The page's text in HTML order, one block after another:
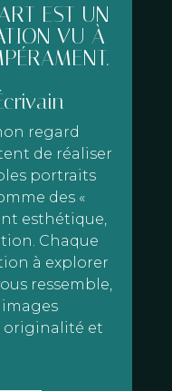
EST UN
VU À
regard
de réaliser
portraits
des «
esthétique,
Chaque
à explorer
ressemble,
originalité et